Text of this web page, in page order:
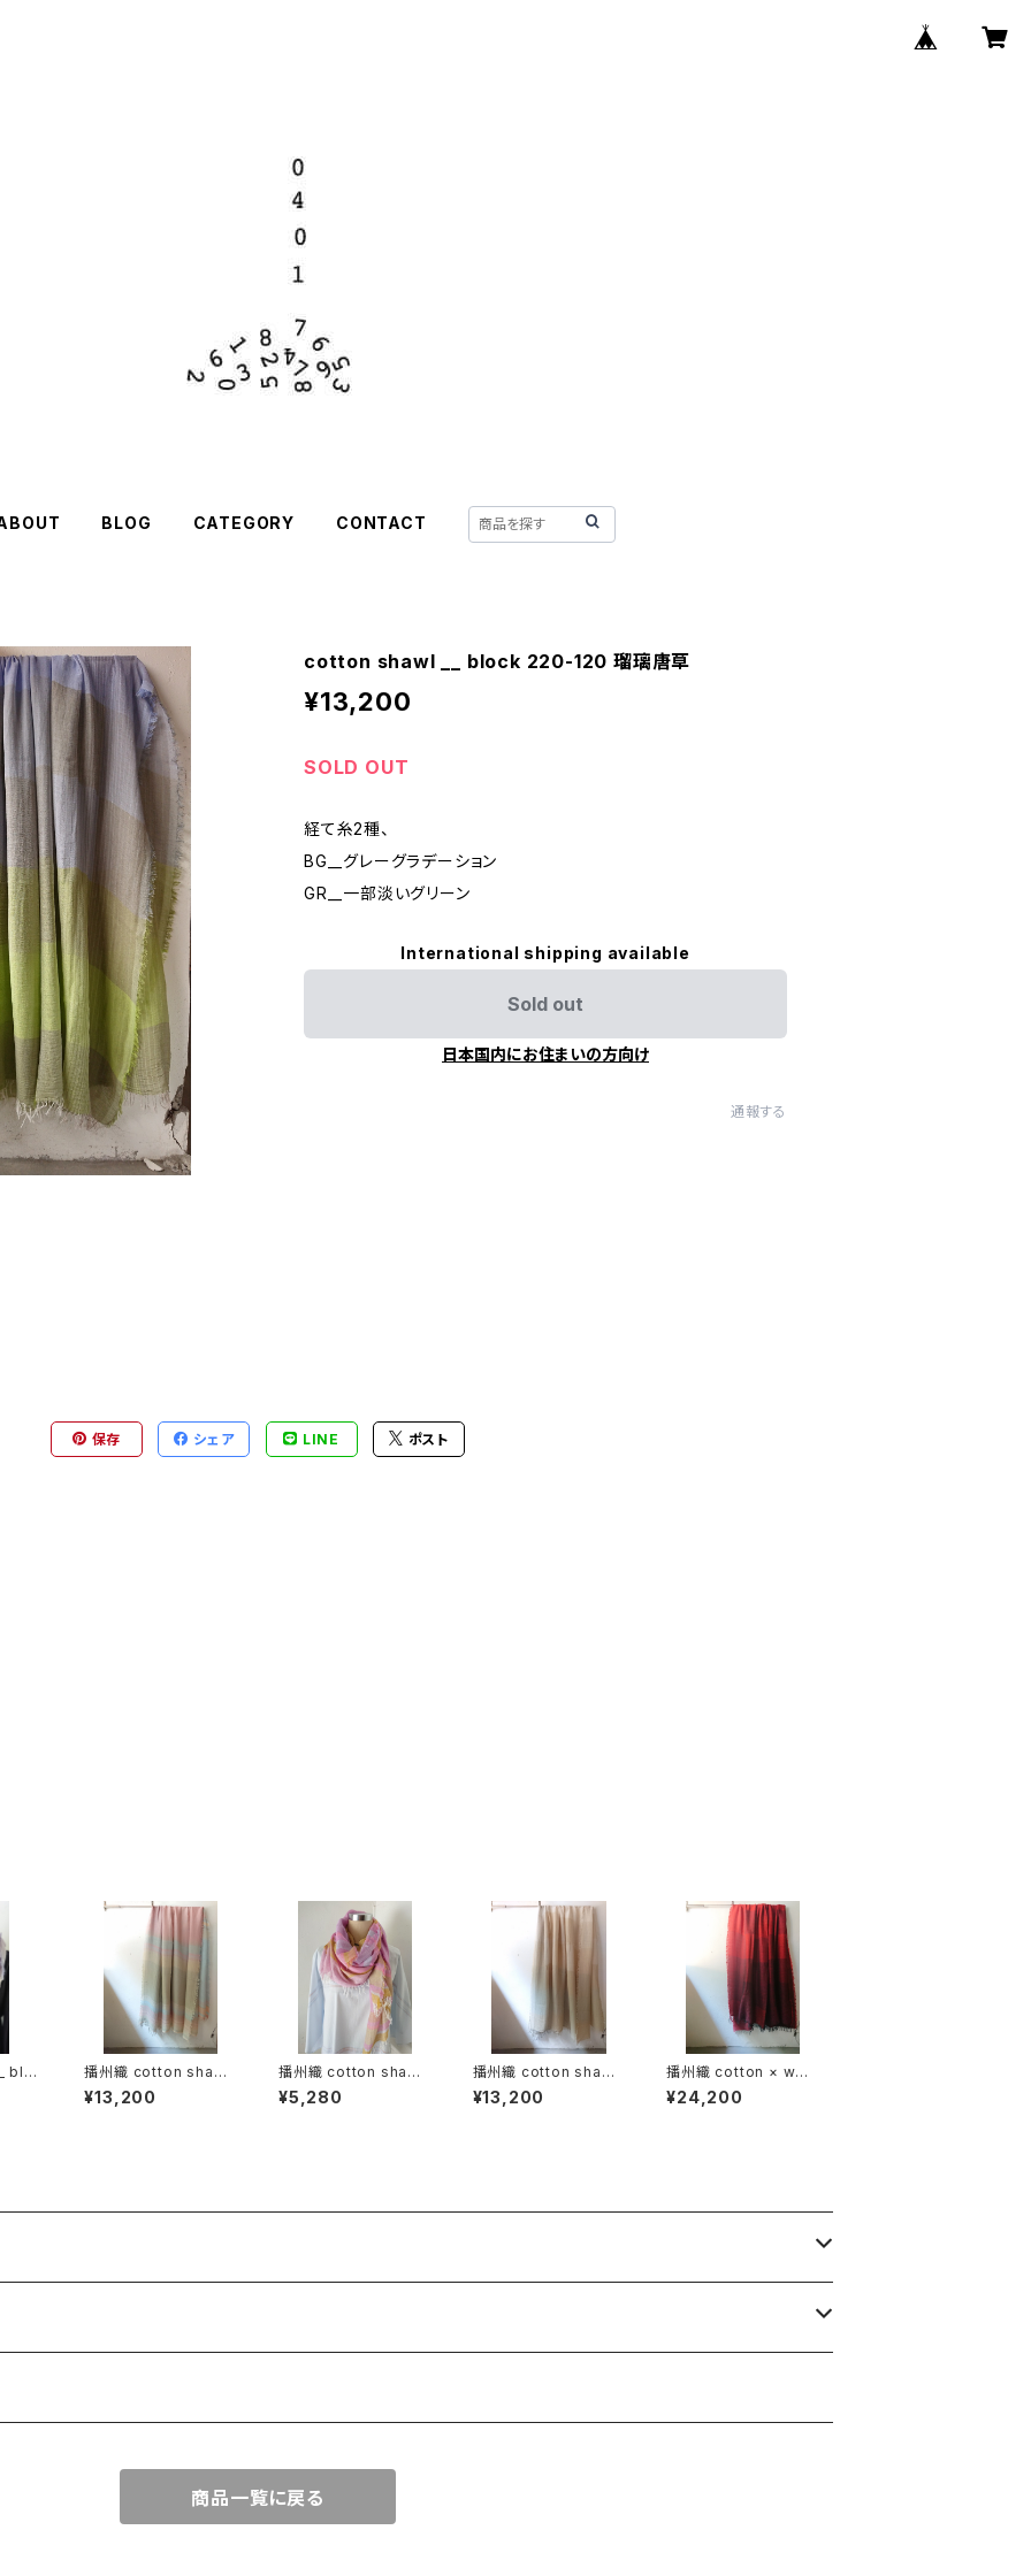
BLOG CATEGORY CONTACT
cotton shawl __ block 220-120 瑠璃唐草
¥13,200
SOLD OUT
経て糸2種、
BG__グレーグラデーション
GR__一部淡いグリーン
International shipping available
Sold out
日本国内にお住まいの方向け
通報する
保存 シェア LINE ポスト
blo
播州織 cotton shawl
__ border220-120 薄
霞BG
¥13,200
播州織 cotton shawl
__ border 160 東雲w
¥5,280
播州織 cotton shawl
__ block 220-120 積
藁BG
¥13,200
播州織 cotton × woo
l __ block 220-120
落陽GK
¥24,200
商品一覧に戻る